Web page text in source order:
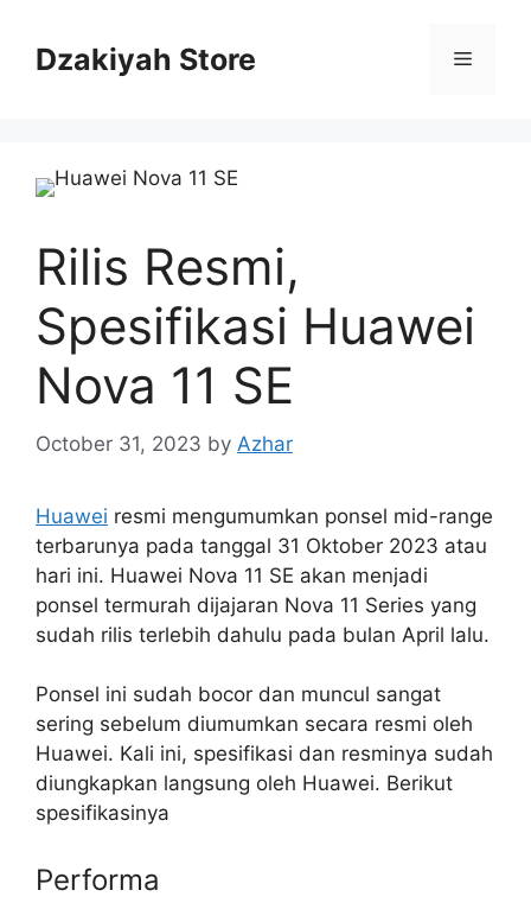
contentDzakiyah Store Menu
Rilis Resmi,
Spesifikasi Huawei
Nova 11 SE
October 31, 2023 by Azhar
Huawei resmi mengumumkan ponsel mid-range
terbarunya pada tanggal 31 Oktober 2023 atau
hari ini. Huawei Nova 11 SE akan menjadi
ponsel termurah dijajaran Nova 11 Series yang
sudah rilis terlebih dahulu pada bulan April lalu.
Ponsel ini sudah bocor dan muncul sangat
sering sebelum diumumkan secara resmi oleh
Huawei. Kali ini, spesifikasi dan resminya sudah
diungkapkan langsung oleh Huawei. Berikut
spesifikasinya
Performa